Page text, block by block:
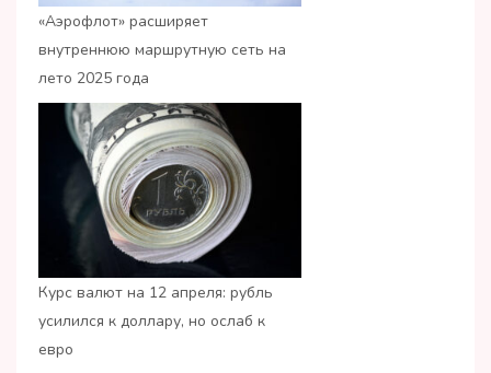
«Аэрофлот» расширяет
внутреннюю маршрутную сеть на
лето 2025 года
Курс валют на 12 апреля: рубль
усилился к доллару, но ослаб к
евро